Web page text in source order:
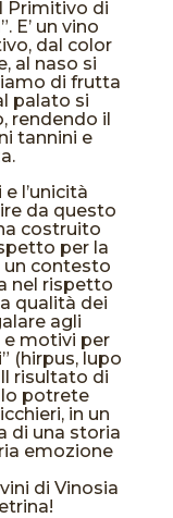
Primitivo di
E’ un vino
dal color
al naso si
di frutta
palato si
rendendo il
tannini e
l’unicità
da questo
costruito
per la
un contesto
nel rispetto
qualità dei
agli
motivi per
(hirpus, lupo
risultato di
potrete
in un
di una storia
emozione
di Vinosia